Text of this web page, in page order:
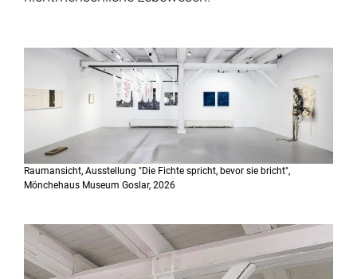
Raumansicht, Ausstellung "Die Fichte spricht, bevor sie bricht",
Mönchehaus Museum Goslar, 2026